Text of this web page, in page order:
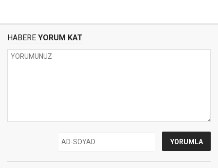
HABERE YORUM KAT